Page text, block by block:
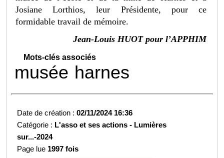
Josiane Lorthios, leur Présidente, pour ce
formidable travail de mémoire.
Jean-Louis HUOT pour l’APPHIM
Mots-clés associés
musée harnes
Date de création :02/11/2024 16:36
Catégorie : L'asso et ses actions - Lumières
sur...-2024
Page lue 1997 fois